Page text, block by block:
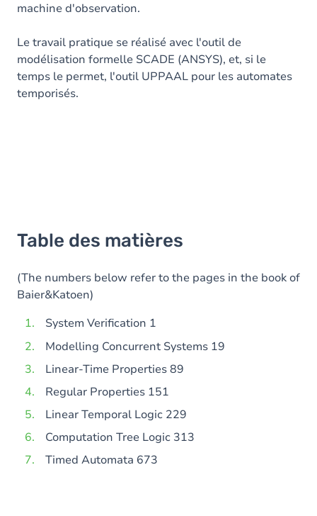
machine d'observation.
Le travail pratique se réalisé avec l'outil de
modélisation formelle SCADE (ANSYS), et, si le
temps le permet, l'outil UPPAAL pour les automates
temporisés.
Table des matières
(The numbers below refer to the pages in the book of
Baier&Katoen)
System Verification 1
Modelling Concurrent Systems 19
Linear-Time Properties 89
Regular Properties 151
Linear Temporal Logic 229
Computation Tree Logic 313
Timed Automata 673